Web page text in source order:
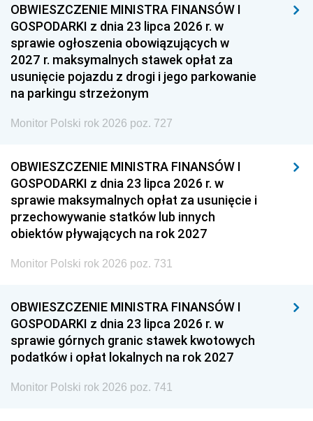
OBWIESZCZENIE MINISTRA FINANSÓW I
GOSPODARKI z dnia 23 lipca 2026 r. w
sprawie ogłoszenia obowiązujących w
2027 r. maksymalnych stawek opłat za
usunięcie pojazdu z drogi i jego parkowanie
na parkingu strzeżonym
Monitor Polski rok 2026 poz. 727
OBWIESZCZENIE MINISTRA FINANSÓW I
GOSPODARKI z dnia 23 lipca 2026 r. w
sprawie maksymalnych opłat za usunięcie i
przechowywanie statków lub innych
obiektów pływających na rok 2027
Monitor Polski rok 2026 poz. 731
OBWIESZCZENIE MINISTRA FINANSÓW I
GOSPODARKI z dnia 23 lipca 2026 r. w
sprawie górnych granic stawek kwotowych
podatków i opłat lokalnych na rok 2027
Monitor Polski rok 2026 poz. 741